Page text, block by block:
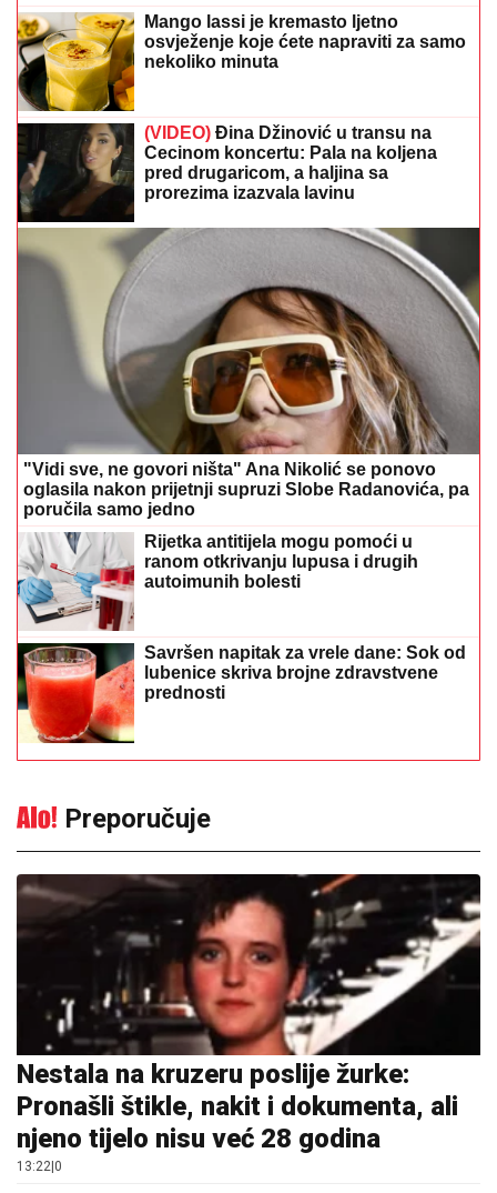
Mango lassi je kremasto ljetno
osvježenje koje ćete napraviti za samo
nekoliko minuta
(VIDEO) Đina Džinović u transu na
Cecinom koncertu: Pala na koljena
pred drugaricom, a haljina sa
prorezima izazvala lavinu
"Vidi sve, ne govori ništa" Ana Nikolić se ponovo
oglasila nakon prijetnji supruzi Slobe Radanovića, pa
poručila samo jedno
Rijetka antitijela mogu pomoći u
ranom otkrivanju lupusa i drugih
autoimunih bolesti
Savršen napitak za vrele dane: Sok od
lubenice skriva brojne zdravstvene
prednosti
Preporučuje
Nestala na kruzeru poslije žurke:
Pronašli štikle, nakit i dokumenta, ali
njeno tijelo nisu već 28 godina
13:22|0